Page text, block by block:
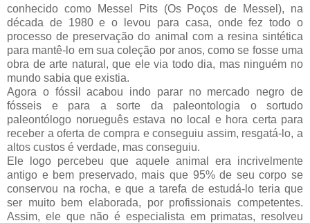
conhecido como Messel Pits (Os Poços de Messel), na
década de 1980 e o levou para casa, onde fez todo o
processo de preservação do animal com a resina sintética
para mantê-lo em sua coleção por anos, como se fosse uma
obra de arte natural, que ele via todo dia, mas ninguém no
mundo sabia que existia.
Agora o fóssil acabou indo parar no mercado negro de
fósseis e para a sorte da paleontologia o sortudo
paleontólogo norueguês estava no local e hora certa para
receber a oferta de compra e conseguiu assim, resgatá-lo, a
altos custos é verdade, mas conseguiu.
Ele logo percebeu que aquele animal era incrivelmente
antigo e bem preservado, mais que 95% de seu corpo se
conservou na rocha, e que a tarefa de estudá-lo teria que
ser muito bem elaborada, por profissionais competentes.
Assim, ele que não é especialista em primatas, resolveu